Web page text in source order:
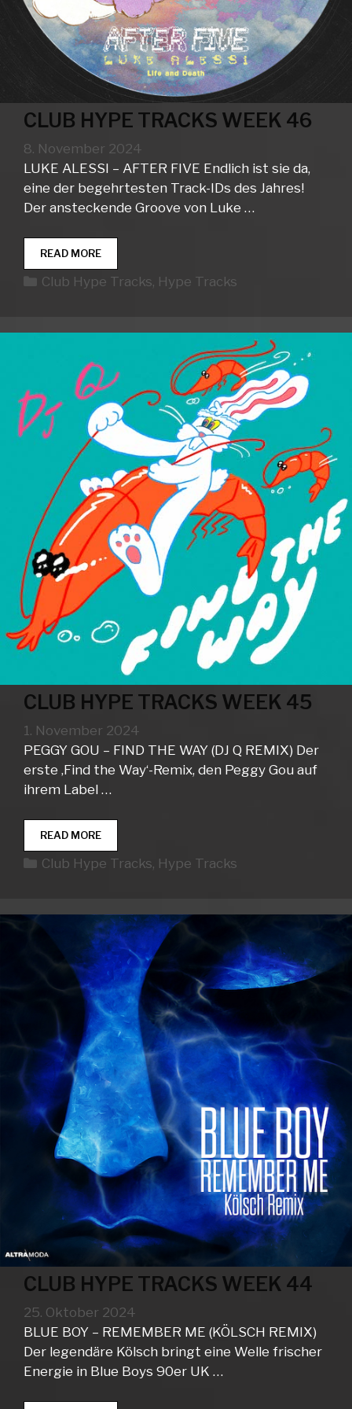
CLUB HYPE TRACKS WEEK 46
8. November 2024
LUKE ALESSI – AFTER FIVE Endlich ist sie da,
eine der begehrtesten Track-IDs des Jahres!
Der ansteckende Groove von Luke …
READ MORECLUB
HYPE
TRACKS
Kategorien
Club Hype Tracks, Hype Tracks
CLUB HYPE TRACKS WEEK 45
1. November 2024
PEGGY GOU – FIND THE WAY (DJ Q REMIX) Der
erste ‚Find the Way‘-Remix, den Peggy Gou auf
ihrem Label …
READ MORECLUB
HYPE
TRACKS
Kategorien
Club Hype Tracks, Hype Tracks
CLUB HYPE TRACKS WEEK 44
25. Oktober 2024
BLUE BOY – REMEMBER ME (KÖLSCH REMIX)
Der legendäre Kölsch bringt eine Welle frischer
Energie in Blue Boys 90er UK …